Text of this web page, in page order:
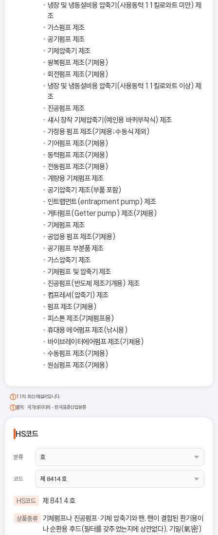
냉장 및 냉동설비용 압축기(사용동력 11킬로와트 미만) 제
조
가스펌프 제조
공기펌프 제조
기체압축기 제조
왕복펌프 제조(기체용)
회전펌프 제조(기체용)
냉장 및 냉동설비용 압축기(사용동력 11킬로와트 이상) 제
조
진공펌프 제조
섀시 장착 기체압축기(예인용 바퀴부착식) 제조
가정용 펌프 제조(기체용；수동식 제외)
기어펌프 제조(기체용)
동력펌프 제조(기체용)
전동펌프 제조(기체용)
계량용 기체펌프 제조
공기압축기 제조(부품 포함)
인트랩먼트(entrapment pump) 제조
게터펌프(Getter pump) 제조(기체용)
기체펌프 제조
공업용 펌프 제조(기체용)
공기펌프 부분품 제조
가스압축기 제조
기체펌프 및 압축기 제조
진공펌프(반도체 제조기계용) 제조
컴프레셔(압축기) 제조
펌프 제조(기체용)
피스톤 제조(기체펌프용)
휴대용 에어펌프 제조(낚시용)
바이브레이터에어펌프 제조(기체용)
수동펌프 제조(기체용)
원심펌프 제조(기체용)
11차 최신 해설서입니다.
출처: 국가데이터처 - 한국표준산업분류
HS코드
분류
코드
HS코드 제 8414 호
상품종류 기체펌프나 진공펌프ㆍ기체 압축기와 팬, 팬이 결합된 환기용이
나 순환용 후드(필터를 갖추었는지에 상관없다), 기밀(氣密)